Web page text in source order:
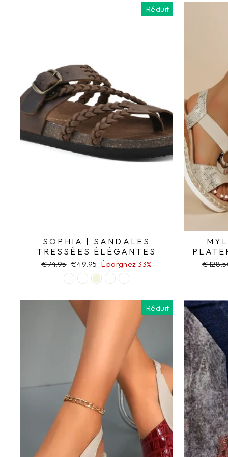
Réduit
SOPHIA | SANDALES
TRESSÉES ÉLÉGANTES
Prix
régulier
€74,95 Prix
réduit
€49,95 Épargnez 33%
Prix
Réduit